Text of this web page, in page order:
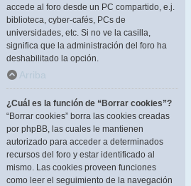
accede al foro desde un PC compartido, e.j.
biblioteca, cyber-cafés, PCs de
universidades, etc. Si no ve la casilla,
significa que la administración del foro ha
deshabilitado la opción.
Arriba
¿Cuál es la función de “Borrar cookies”?
“Borrar cookies” borra las cookies creadas
por phpBB, las cuales le mantienen
autorizado para acceder a determinados
recursos del foro y estar identificado al
mismo. Las cookies proveen funciones
como leer el seguimiento de la navegación